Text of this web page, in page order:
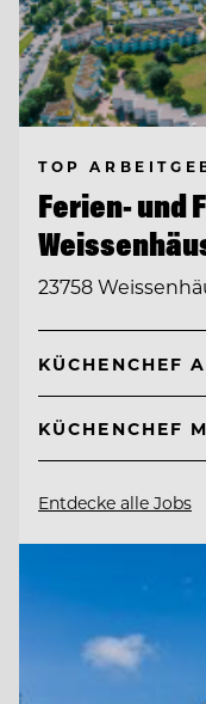
TOP
Ferien- und
23758
KÜCHENCHEF
KÜCHENCHEF
Entdecke alle Jobs